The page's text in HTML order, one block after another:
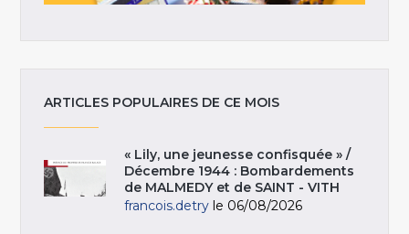
ARTICLES POPULAIRES DE CE MOIS
« Lily, une jeunesse confisquée » /
Décembre 1944 : Bombardements
de MALMEDY et de SAINT - VITH
francois.detry le 06/08/2026